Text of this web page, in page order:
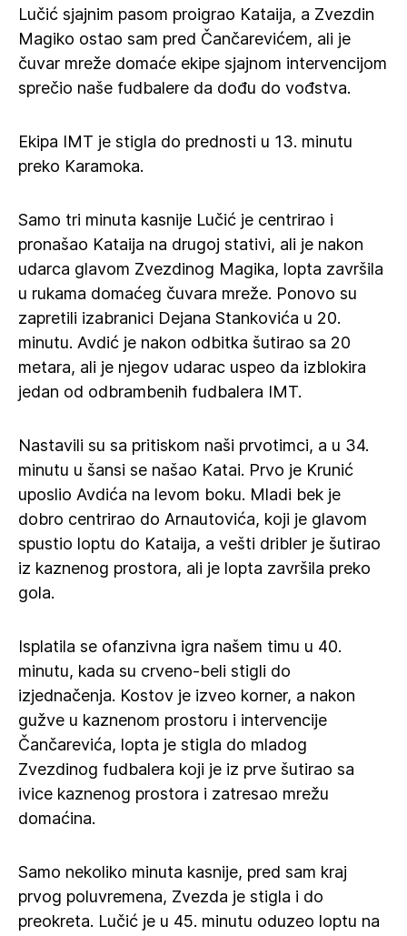
Lučić sjajnim pasom proigrao Kataija, a Zvezdin
Magiko ostao sam pred Čančarevićem, ali je
čuvar mreže domaće ekipe sjajnom intervencijom
sprečio naše fudbalere da dođu do vođstva.
Ekipa IMT je stigla do prednosti u 13. minutu
preko Karamoka.
Samo tri minuta kasnije Lučić je centrirao i
pronašao Kataija na drugoj stativi, ali je nakon
udarca glavom Zvezdinog Magika, lopta završila
u rukama domaćeg čuvara mreže. Ponovo su
zapretili izabranici Dejana Stankovića u 20.
minutu. Avdić je nakon odbitka šutirao sa 20
metara, ali je njegov udarac uspeo da izblokira
jedan od odbrambenih fudbalera IMT.
Nastavili su sa pritiskom naši prvotimci, a u 34.
minutu u šansi se našao Katai. Prvo je Krunić
uposlio Avdića na levom boku. Mladi bek je
dobro centrirao do Arnautovića, koji je glavom
spustio loptu do Kataija, a vešti dribler je šutirao
iz kaznenog prostora, ali je lopta završila preko
gola.
Isplatila se ofanzivna igra našem timu u 40.
minutu, kada su crveno-beli stigli do
izjednačenja. Kostov je izveo korner, a nakon
gužve u kaznenom prostoru i intervencije
Čančarevića, lopta je stigla do mladog
Zvezdinog fudbalera koji je iz prve šutirao sa
ivice kaznenog prostora i zatresao mrežu
domaćina.
Samo nekoliko minuta kasnije, pred sam kraj
prvog poluvremena, Zvezda je stigla i do
preokreta. Lučić je u 45. minutu oduzeo loptu na